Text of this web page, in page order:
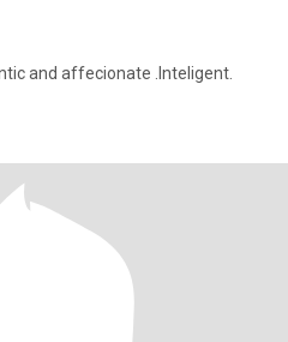
and affecionate .Inteligent.